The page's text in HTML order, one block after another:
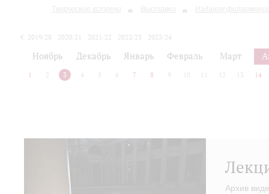
Творческие встречи Выставки Издания
2019/20 2020/21 2021/22 2022/23
2023/24
Ноябрь Декабрь Январь Февраль Март
1 2 3 4 5 6 7 8 9 10 12 13 14
Архив